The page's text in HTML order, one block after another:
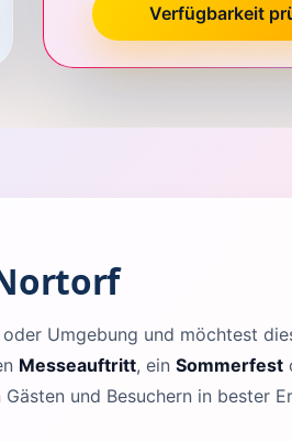
Verfügbarkeit
Umgebung und möchtest
Messeauftritt, ein Sommerfest
und Besuchern in bester